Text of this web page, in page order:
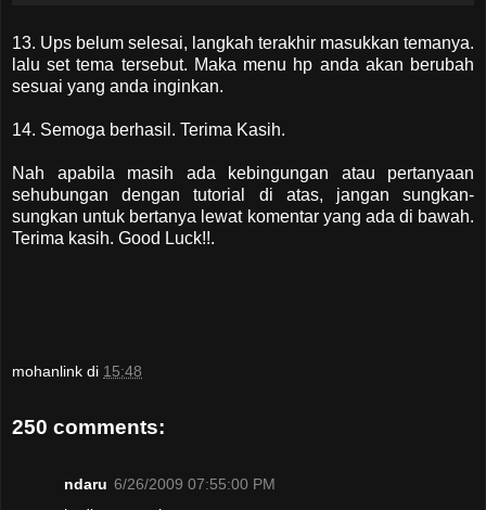
13. Ups belum selesai, langkah terakhir masukkan temanya.
lalu set tema tersebut. Maka menu hp anda akan berubah
sesuai yang anda inginkan.
14. Semoga berhasil. Terima Kasih.
Nah apabila masih ada kebingungan atau pertanyaan
sehubungan dengan tutorial di atas, jangan sungkan-
sungkan untuk bertanya lewat komentar yang ada di bawah.
Terima kasih. Good Luck!!.
mohanlink di 15:48
250 comments:
ndaru 6/26/2009 07:55:00 PM